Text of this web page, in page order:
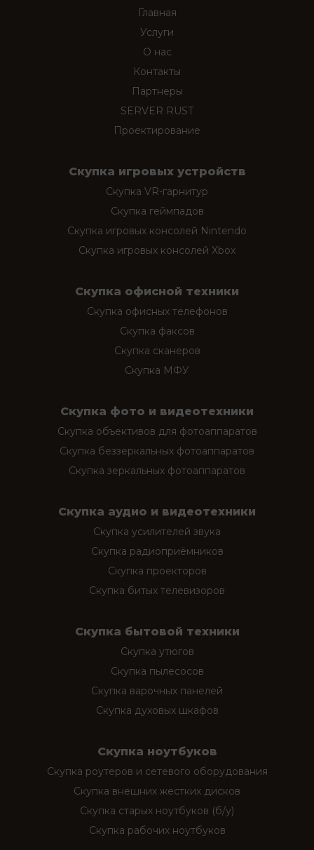
Главная
Услуги
О нас
Контакты
Партнеры
SERVER RUST
Проектирование
Скупка игровых устройств
Скупка VR-гарнитур
Скупка геймпадов
Скупка игровых консолей Nintendo
Скупка игровых консолей Xbox
Скупка офисной техники
Скупка офисных телефонов
Скупка факсов
Скупка сканеров
Скупка МФУ
Скупка фото и видеотехники
Скупка объективов для фотоаппаратов
Скупка беззеркальных фотоаппаратов
Скупка зеркальных фотоаппаратов
Скупка аудио и видеотехники
Скупка усилителей звука
Скупка радиоприёмников
Скупка проекторов
Скупка битых телевизоров
Скупка бытовой техники
Скупка утюгов
Скупка пылесосов
Скупка варочных панелей
Скупка духовых шкафов
Скупка ноутбуков
Скупка роутеров и сетевого оборудования
Скупка внешних жестких дисков
Скупка старых ноутбуков (б/у)
Скупка рабочих ноутбуков